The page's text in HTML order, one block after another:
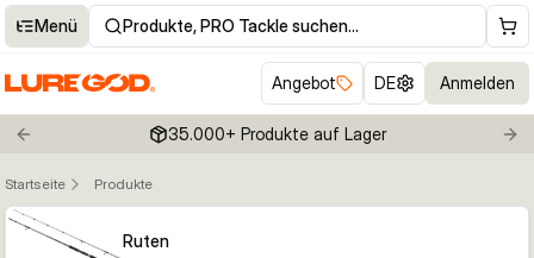
Menü Produkte, PRO Tackle suchen…
Angebot DE Anmelden
Previous slide 35.000+ Produkte auf Lager
Startseite Produkte
Ruten